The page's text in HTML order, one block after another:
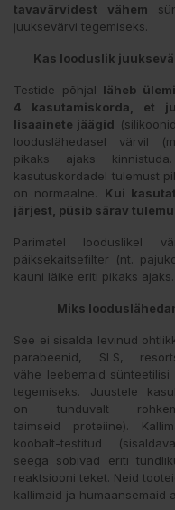
tavavärvidest vähem
juuksevärvi tegemiseks.
Kas looduslik
Testide põhjal läheb
4 kasutamiskorda, et
lisaainete jäägid
looduslähedasel värvil
pikaks ajaks
kasutuskordadel tulemust
on normaalne. Kui
järjest, püsib särav
Parimatel looduslikel
päiksekaitsefilter (nt.
kauni läike eriti pikaks ajaks.
Miks
See ei sisalda levinud
parabeenid, SLS,
vähe leebemaid
tegemiseks. Juustele
on tunduvalt
taimseid proteiine).
koobalt-testitud
seega sobivad eriti
reaktsiooni teket. Neid
kallimaid ja humaansemaid